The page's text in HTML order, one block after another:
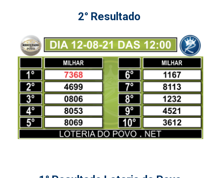
2° Resultado